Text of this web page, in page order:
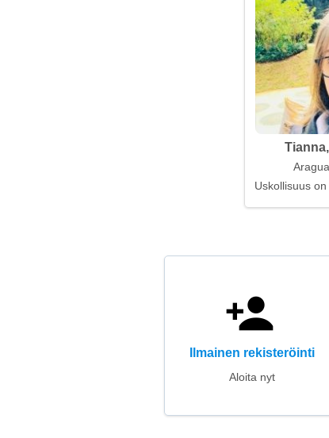
Uskollisuus on
Ilmainen rekisteröinti
Aloita nyt